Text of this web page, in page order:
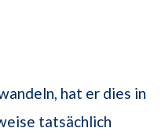
hat er dies in
tatsächlich